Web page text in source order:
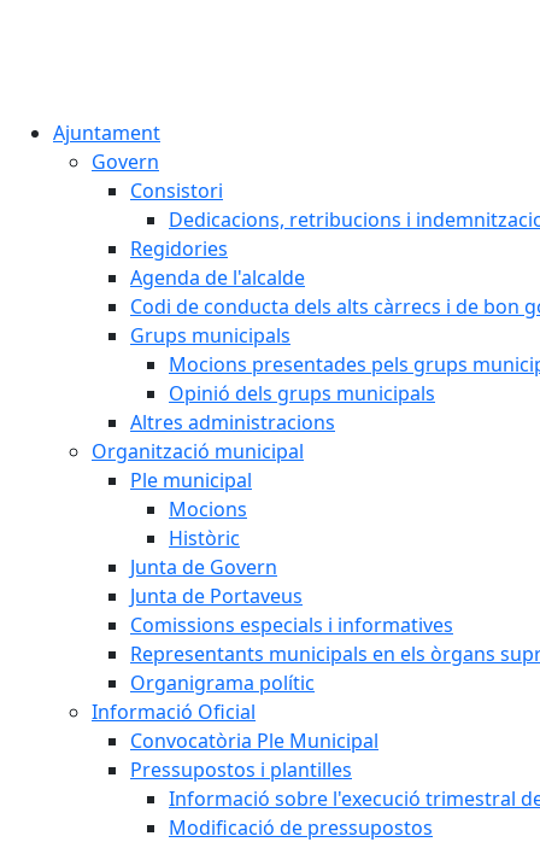
Ajuntament
Govern
Consistori
Dedicacions, retribucions i
Regidories
Agenda de l'alcalde
Codi de conducta dels alts càrrecs i de bon
Grups municipals
Mocions presentades pels grups
Opinió dels grups municipals
Altres administracions
Organització municipal
Ple municipal
Mocions
Històric
Junta de Govern
Junta de Portaveus
Comissions especials i informatives
Representants municipals en els òrgans
Organigrama polític
Informació Oficial
Convocatòria Ple Municipal
Pressupostos i plantilles
Informació sobre l'execució trimestral
Modificació de pressupostos